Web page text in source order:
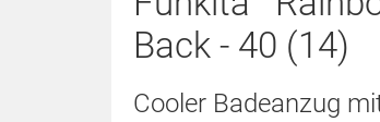
Back - 40 (14)
Cooler Badeanzug